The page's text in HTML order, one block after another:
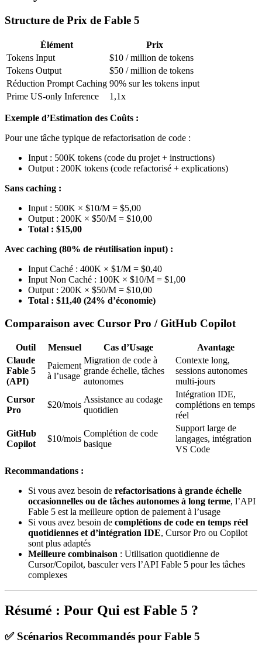
Structure de Prix de Fable 5
Élément
Prix
Tokens Input
$10 / million de tokens
Tokens Output
$50 / million de tokens
Réduction Prompt Caching 90% sur les tokens input
Prime US-only Inference
1,1x
Exemple d’Estimation des Coûts :
Pour une tâche typique de refactorisation de code :
Input : 500K tokens (code du projet + instructions)
Output : 200K tokens (code refactorisé + explications)
Sans caching :
Input : 500K × $10/M = $5,00
Output : 200K × $50/M = $10,00
Total : $15,00
Avec caching (80% de réutilisation input) :
Input Caché : 400K × $1/M = $0,40
Input Non Caché : 100K × $10/M = $1,00
Output : 200K × $50/M = $10,00
Total : $11,40 (24% d’économie)
Comparaison avec Cursor Pro / GitHub Copilot
Outil Mensuel Cas d’Usage
Avantage
Claude
Fable 5
(API)
Paiement
à l’usage
Migration de code à
grande échelle, tâches
autonomes
Contexte long,
sessions autonomes
multi-jours
Cursor
Pro
$20/mois
Assistance au codage
quotidien
Intégration IDE,
complétions en temps
réel
GitHub
Copilot
$10/mois
Complétion de code
basique
Support large de
langages, intégration
VS Code
Recommandations :
Si vous avez besoin de refactorisations à grande échelle
occasionnelles ou de tâches autonomes à long terme, l’API
Fable 5 est la meilleure option de paiement à l’usage
Si vous avez besoin de complétions de code en temps réel
quotidiennes et d’intégration IDE, Cursor Pro ou Copilot
sont plus adaptés
Meilleure combinaison : Utilisation quotidienne de
Cursor/Copilot, basculer vers l’API Fable 5 pour les tâches
complexes
Résumé : Pour Qui est Fable 5 ?
✅ Scénarios Recommandés pour Fable 5